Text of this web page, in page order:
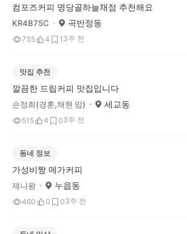
컴포즈커피 명당골하늘채점 추천해요
KR4B75C 곡반정동
735 4 1 3주 전
맛집 추천
깔끔한 드립커피 맛집입니다
손정희(경훈,채현 맘) 세교동
515 4 03주 전
동네 정보
가성비짱 메가커피
제니왕 누읍동
460 0 03주 전